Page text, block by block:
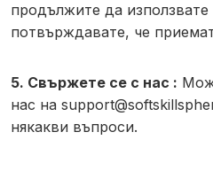
продължите да
потвърждавате, че
5. Свържете се с нас :
нас на
някакви въпроси.